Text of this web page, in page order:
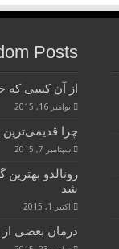
Posts
از آن کسی
نوامبر 16, 2015
چرا
سپتامبر 7, 2015
رونالدو
شد
اکتبر 1, 2015
درمان بعضی از